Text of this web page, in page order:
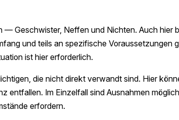
— Geschwister, Neffen und Nichten. Auch hier
und teils an spezifische Voraussetzungen
ist hier erforderlich.
die nicht direkt verwandt sind. Hier
entfallen. Im Einzelfall sind Ausnahmen
erfordern.